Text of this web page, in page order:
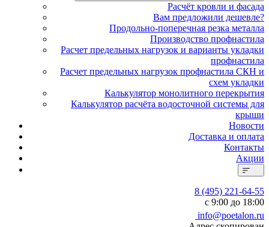
Расчёт кровли и фасада
Вам предложили дешевле?
Продольно-поперечная резка металла
Производство профнастила
Расчет предельных нагрузок и варианты укладки
профнастила
Расчет предельных нагрузок профнастила СКН и
схем укладки
Калькулятор монолитного перекрытия
Калькулятор расчёта водосточной системы для
крыши
Новости
Доставка и оплата
Контакты
Акции
8 (495) 221-64-55
с 9:00 до 18:00
info@poetalon.ru